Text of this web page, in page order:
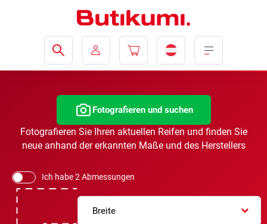
Fotografieren und suchen
Fotografieren Sie Ihren aktuellen Reifen und finden Sie
neue anhand der erkannten Maße und des Herstellers
Ich habe 2 Abmessungen
Breite